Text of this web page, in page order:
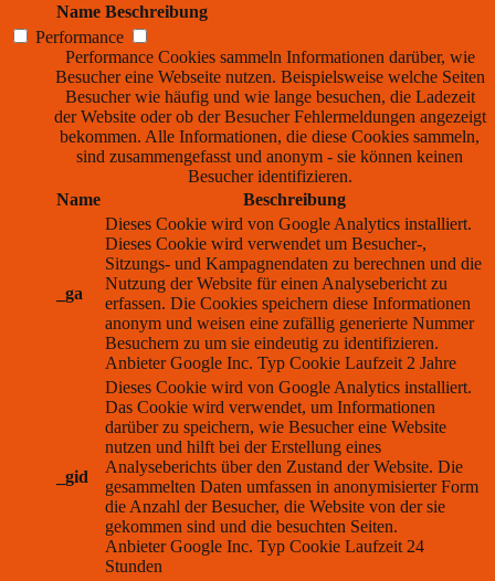
Name Beschreibung
Performance
Performance Cookies sammeln Informationen darüber, wie
Besucher eine Webseite nutzen. Beispielsweise welche Seiten
Besucher wie häufig und wie lange besuchen, die Ladezeit
der Website oder ob der Besucher Fehlermeldungen angezeigt
bekommen. Alle Informationen, die diese Cookies sammeln,
sind zusammengefasst und anonym - sie können keinen
Besucher identifizieren.
Name
Beschreibung
_ga
Dieses Cookie wird von Google Analytics installiert.
Dieses Cookie wird verwendet um Besucher-,
Sitzungs- und Kampagnendaten zu berechnen und die
Nutzung der Website für einen Analysebericht zu
erfassen. Die Cookies speichern diese Informationen
anonym und weisen eine zufällig generierte Nummer
Besuchern zu um sie eindeutig zu identifizieren.
Anbieter Google Inc. Typ Cookie Laufzeit 2 Jahre
_gid
Dieses Cookie wird von Google Analytics installiert.
Das Cookie wird verwendet, um Informationen
darüber zu speichern, wie Besucher eine Website
nutzen und hilft bei der Erstellung eines
Analyseberichts über den Zustand der Website. Die
gesammelten Daten umfassen in anonymisierter Form
die Anzahl der Besucher, die Website von der sie
gekommen sind und die besuchten Seiten.
Anbieter Google Inc. Typ Cookie Laufzeit 24
Stunden